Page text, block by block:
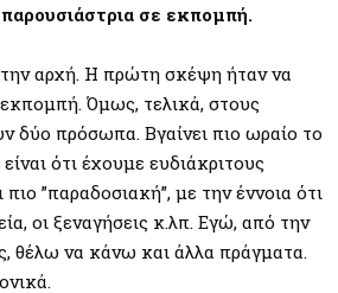
σε εκπομπή.
αρχή. Η πρώτη σκέψη ήταν να
Όμως, τελικά, στους
δύο πρόσωπα. Βγαίνει πιο ωραίο το
ότι έχουμε ευδιάκριτους
”παραδοσιακή”, με την έννοια ότι
οι ξεναγήσεις κ.λπ. Εγώ, από την
θέλω να κάνω και άλλα πράγματα.